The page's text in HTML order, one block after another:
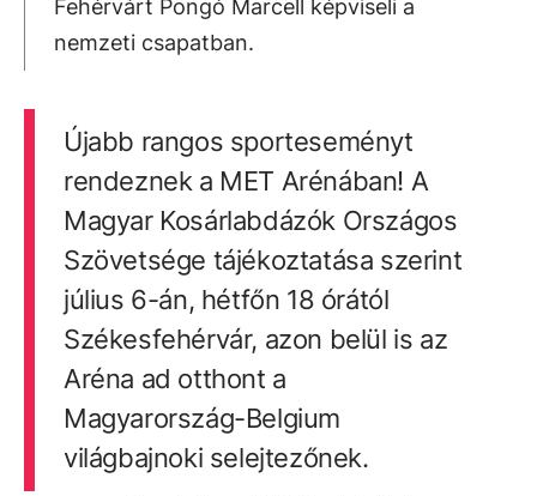
Fehérvárt Pongó Marcell képviseli a
nemzeti csapatban.
Újabb rangos sporteseményt
rendeznek a MET Arénában! A
Magyar Kosárlabdázók Országos
Szövetsége tájékoztatása szerint
július 6-án, hétfőn 18 órától
Székesfehérvár, azon belül is az
Aréna ad otthont a
Magyarország-Belgium
világbajnoki selejtezőnek.